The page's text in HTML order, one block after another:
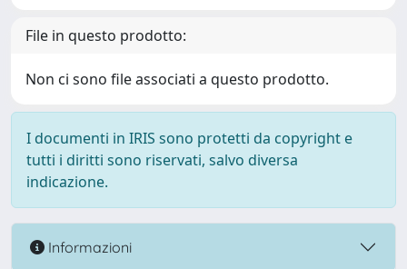
File in questo prodotto:
Non ci sono file associati a questo prodotto.
I documenti in IRIS sono protetti da copyright e
tutti i diritti sono riservati, salvo diversa
indicazione.
Informazioni